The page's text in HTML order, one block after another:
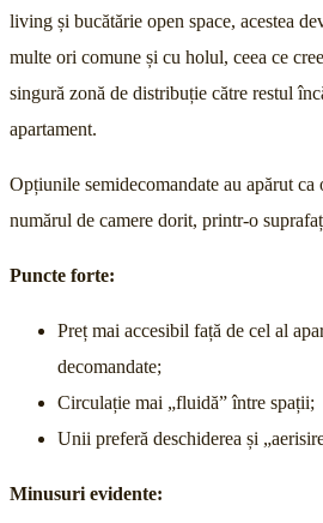
living și bucătărie open space, acestea
multe ori comune și cu holul, ceea ce
singură zonă de distribuție către restul
apartament.
Opțiunile semidecomandate au apărut ca
numărul de camere dorit, printr-o
Puncte forte:
Preț mai accesibil față de cel al
decomandate;
Circulație mai „fluidă” între spații;
Unii preferă deschiderea și
Minusuri evidente: